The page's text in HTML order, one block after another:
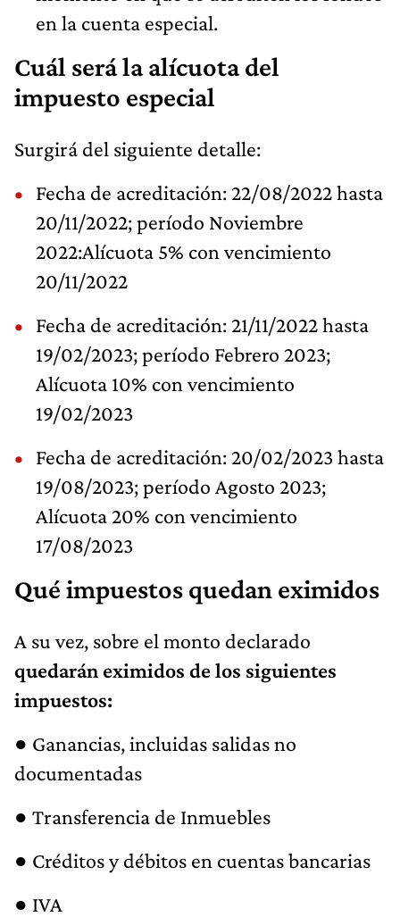
en la cuenta especial.
Cuál será la alícuota del
impuesto especial
Surgirá del siguiente detalle:
Fecha de acreditación: 22/08/2022 hasta
20/11/2022; período Noviembre
2022:Alícuota 5% con vencimiento
20/11/2022
Fecha de acreditación: 21/11/2022 hasta
19/02/2023; período Febrero 2023;
Alícuota 10% con vencimiento
19/02/2023
Fecha de acreditación: 20/02/2023 hasta
19/08/2023; período Agosto 2023;
Alícuota 20% con vencimiento
17/08/2023
Qué impuestos quedan eximidos
A su vez, sobre el monto declarado
quedarán eximidos de los siguientes
impuestos:
● Ganancias, incluidas salidas no
documentadas
● Transferencia de Inmuebles
● Créditos y débitos en cuentas bancarias
● IVA